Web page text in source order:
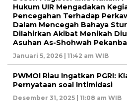
Hukum UIR Mengadakan
Pencegahan Terhadap
Dalam Mencegah Bahaya
Dilahirkan Akibat Menikah
Asuhan As-Shohwah
Januari 5, 2026 | 11:42 am WIB
PWMOI Riau Ingatkan PGRI:
Pernyataan soal Intimidasi
Desember 31, 2025 | 11:08 am WIB